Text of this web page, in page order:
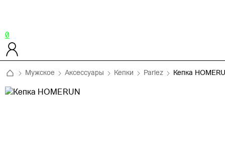
0
Мужское Аксессуары Кепки Parlez Кепка